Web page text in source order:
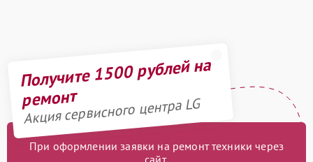
Получите 1500 рублей на
ремонт
Акция сервисного центра LG
При оформлении заявки на ремонт техники через
сайт,